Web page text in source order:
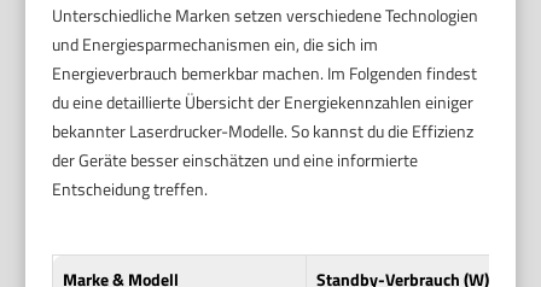
Unterschiedliche Marken setzen verschiedene Technologien
und Energiesparmechanismen ein, die sich im
Energieverbrauch bemerkbar machen. Im Folgenden findest
du eine detaillierte Übersicht der Energiekennzahlen einiger
bekannter Laserdrucker-Modelle. So kannst du die Effizienz
der Geräte besser einschätzen und eine informierte
Entscheidung treffen.
Marke & Modell Standby-Verbrauch (W)